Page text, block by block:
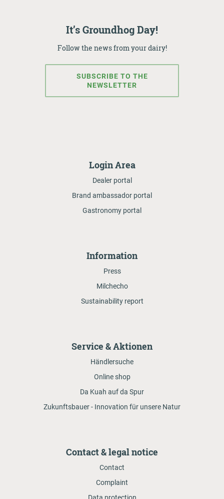
It’s Groundhog Day!
Follow the news from your dairy!
SUBSCRIBE TO THE
NEWSLETTER
Login Area
Dealer portal
Brand ambassador portal
Gastronomy portal
Information
Press
Milchecho
Sustainability report
Service & Aktionen
Händlersuche
Online shop
Da Kuah auf da Spur
Zukunftsbauer - Innovation für unsere Natur
Contact & legal notice
Contact
Complaint